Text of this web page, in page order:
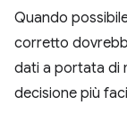
Quando
corretto
dati a portata di
decisione più